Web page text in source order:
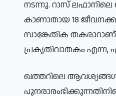
നടന്നു. റാസ്
കാണാതായ 18
സാങ്കേതിക
പ്രകൃതിവാതകം എന്ന,
ഖത്തറിലെ